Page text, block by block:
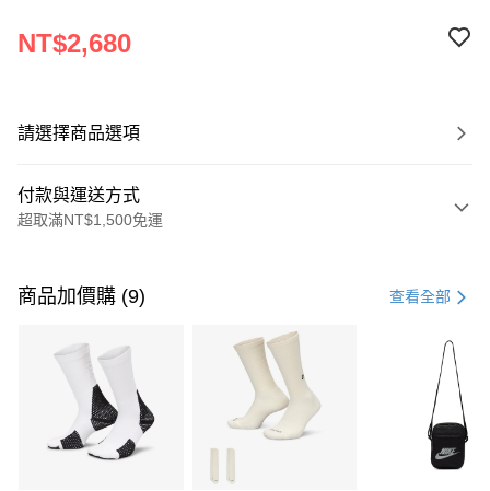
NT$2,680
請選擇商品選項
付款與運送方式
超取滿NT$1,500免運
信用卡一次付款
3 期 0 利率 每期 21家銀行
合作金庫商業銀行
第一商業銀行
華南商業銀行
彰化商業銀行
上海商業儲蓄銀行
Apple Pay
商品加價購 (9) 查看全部